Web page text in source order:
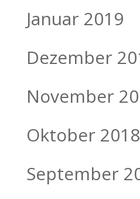
Januar 2019
Dezember
November
Oktober 2018
September